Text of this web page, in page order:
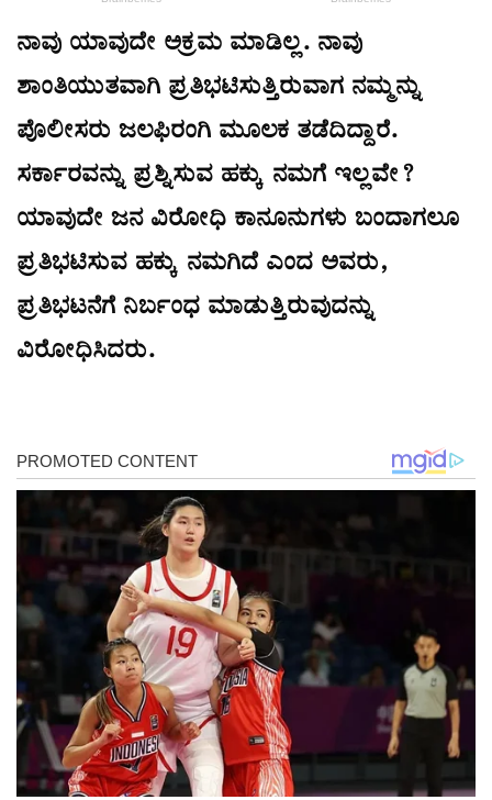
ನಾವು ಯಾವುದೇ ಅಕ್ರಮ ಮಾಡಿಲ್ಲ. ನಾವು
ಶಾಂತಿಯುತವಾಗಿ ಪ್ರತಿಭಟಿಸುತ್ತಿರುವಾಗ ನಮ್ಮನ್ನು
ಪೊಲೀಸರು ಜಲಫಿರಂಗಿ ಮೂಲಕ ತಡೆದಿದ್ದಾರೆ.
ಸರ್ಕಾರವನ್ನು ಪ್ರಶ್ನಿಸುವ ಹಕ್ಕು ನಮಗೆ ಇಲ್ಲವೇ?
ಯಾವುದೇ ಜನ ವಿರೋಧಿ ಕಾನೂನುಗಳು ಬಂದಾಗಲೂ
ಪ್ರತಿಭಟಿಸುವ ಹಕ್ಕು ನಮಗಿದೆ ಎಂದ ಅವರು,
ಪ್ರತಿಭಟನೆಗೆ ನಿರ್ಬಂಧ ಮಾಡುತ್ತಿರುವುದನ್ನು
ವಿರೋಧಿಸಿದರು.